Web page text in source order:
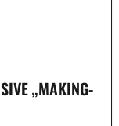
„MAKING-